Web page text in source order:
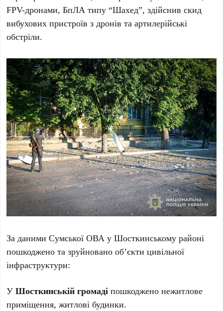
FPV-дронами, БпЛА типу “Шахед”, здійснив скид
вибухових пристроїв з дронів та артилерійські
обстріли.
За даними Сумської ОВА у Шосткинському районі
пошкоджено та зруйновано об’єкти цивільної
інфраструктури:
УШосткинській громаді пошкоджено нежитлове
приміщення, житлові будинки.